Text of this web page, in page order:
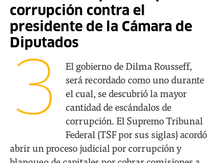
corrupción contra el
presidente de la Cámara de
Diputados
3
El gobierno de Dilma Rousseff,
será recordado como uno durante
el cual, se descubrió la mayor
cantidad de escándalos de
corrupción. El Supremo Tribunal
Federal (TSF por sus siglas) acordó
abrir un proceso judicial por corrupción y